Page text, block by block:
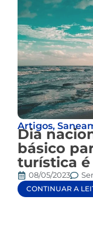
Artigos,
Dia
básico
turística
08/05/2023
CONTINUAR A